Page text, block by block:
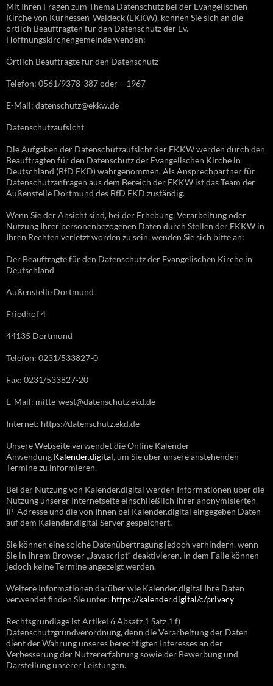
Mit Ihren Fragen zum Thema Datenschutz bei der Evangelischen
Kirche von Kurhessen-Waldeck (EKKW), können Sie sich an die
örtlich Beauftragten für den Datenschutz der Ev.
Hoffnungskirchengemeinde wenden:
Örtlich Beauftragte für den Datenschutz
Telefon: 0561/9378-387 oder – 1967
E-Mail: datenschutz@ekkw.de
Datenschutzaufsicht
Die Aufgaben der Datenschutzaufsicht der EKKW werden durch den
Beauftragten für den Datenschutz der Evangelischen Kirche in
Deutschland (BfD EKD) wahrgenommen. Als Ansprechpartner für
Datenschutzanfragen aus dem Bereich der EKKW ist das Team der
Außenstelle Dortmund des BfD EKD zuständig.
Wenn Sie der Ansicht sind, bei der Erhebung, Verarbeitung oder
Nutzung Ihrer personenbezogenen Daten durch Stellen der EKKW in
Ihren Rechten verletzt worden zu sein, wenden Sie sich bitte an:
Der Beauftragte für den Datenschutz der Evangelischen Kirche in
Deutschland
Außenstelle Dortmund
Friedhof 4
44135 Dortmund
Telefon: 0231/533827-0
Fax: 0231/533827-20
E-Mail: mitte-west@datenschutz.ekd.de
Internet: https://datenschutz.ekd.de
Unsere Webseite verwendet die Online Kalender
Anwendung Kalender.digital, um Sie über unsere anstehenden
Termine zu informieren.
Bei der Nutzung von Kalender.digital werden Informationen über die
Nutzung unserer Internetseite einschließlich Ihrer anonymisierten
IP-Adresse und die von Ihnen bei Kalender.digital eingegeben Daten
auf dem Kalender.digital Server gespeichert.
Sie können eine solche Datenübertragung jedoch verhindern, wenn
Sie in Ihrem Browser „Javascript“ deaktivieren. In dem Falle können
jedoch keine Termine angezeigt werden.
Weitere Informationen darüber wie Kalender.digital Ihre Daten
verwendet finden Sie unter: https://kalender.digital/c/privacy
Rechtsgrundlage ist Artikel 6 Absatz 1 Satz 1 f)
Datenschutzgrundverordnung, denn die Verarbeitung der Daten
dient der Wahrung unseres berechtigten Interesses an der
Verbesserung der Nutzererfahrung sowie der Bewerbung und
Darstellung unserer Leistungen.